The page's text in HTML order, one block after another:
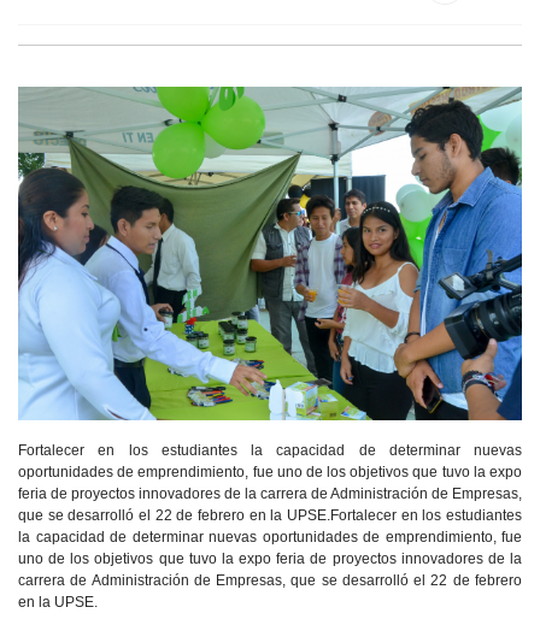
Fortalecer en los estudiantes la capacidad de determinar nuevas
oportunidades de emprendimiento, fue uno de los objetivos que tuvo la expo
feria de proyectos innovadores de la carrera de Administración de Empresas,
que se desarrolló el 22 de febrero en la UPSE.Fortalecer en los estudiantes
la capacidad de determinar nuevas oportunidades de emprendimiento, fue
uno de los objetivos que tuvo la expo feria de proyectos innovadores de la
carrera de Administración de Empresas, que se desarrolló el 22 de febrero
en la UPSE.